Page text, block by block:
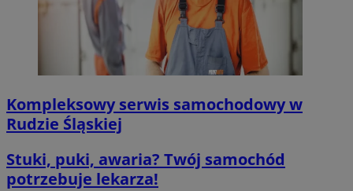
Kompleksowy serwis samochodowy w
Rudzie Śląskiej
Stuki, puki, awaria? Twój samochód
potrzebuje lekarza!